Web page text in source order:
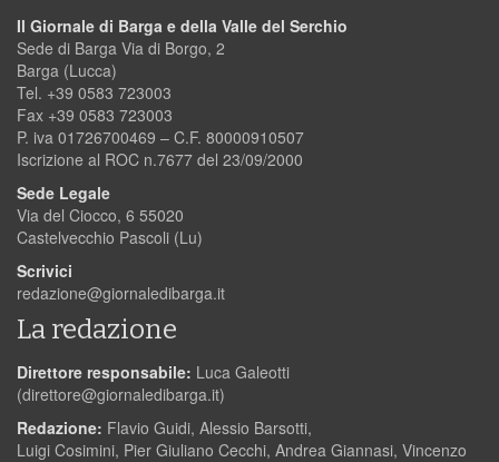
Il Giornale di Barga e della Valle del Serchio
Sede di Barga Via di Borgo, 2
Barga (Lucca)
Tel. +39 0583 723003
Fax +39 0583 723003
P. iva 01726700469 – C.F. 80000910507
Iscrizione al ROC n.7677 del 23/09/2000
Sede Legale
Via del Ciocco, 6 55020
Castelvecchio Pascoli (Lu)
Scrivici
redazione@giornaledibarga.it
La redazione
Direttore responsabile: Luca Galeotti
(direttore@giornaledibarga.it)
Redazione: Flavio Guidi, Alessio Barsotti,
Luigi Cosimini, Pier Giuliano Cecchi, Andrea Giannasi, Vincenzo